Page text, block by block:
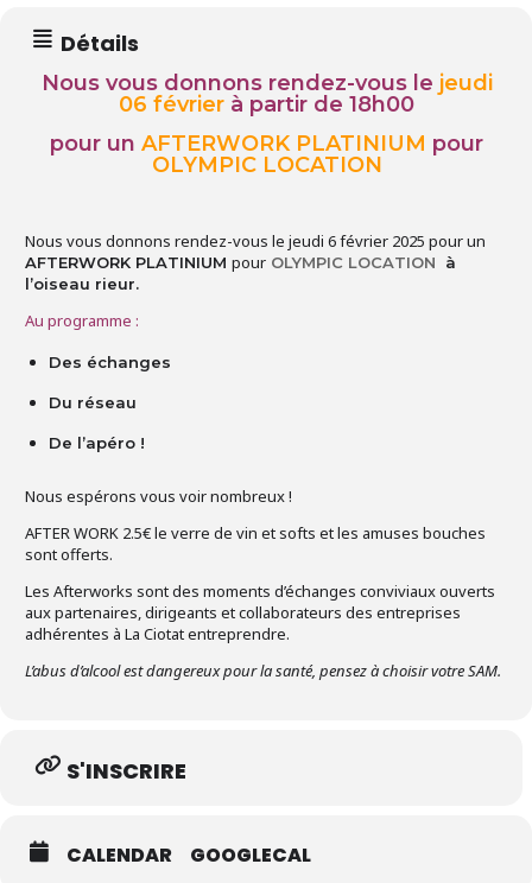
Détails
Nous vous donnons rendez-vous le jeudi
06 février à partir de 18h00
pour un AFTERWORK PLATINIUM pour
OLYMPIC LOCATION
Nous vous donnons rendez-vous le jeudi 6 février 2025 pour un
AFTERWORK PLATINIUM pour OLYMPIC LOCATION à
l’oiseau rieur.
Au programme :
Des échanges
Du réseau
De l’apéro !
Nous espérons vous voir nombreux !
AFTER WORK 2.5€ le verre de vin et softs et les amuses bouches
sont offerts.
Les Afterworks sont des moments d’échanges conviviaux ouverts
aux partenaires, dirigeants et collaborateurs des entreprises
adhérentes à La Ciotat entreprendre.
L’abus d’alcool est dangereux pour la santé, pensez à choisir votre SAM.
S'INSCRIRE
CALENDAR GOOGLECAL